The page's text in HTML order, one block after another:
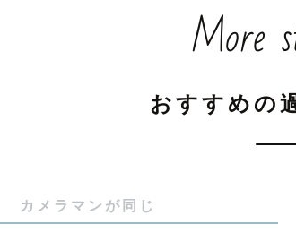
「せっかくならオシャレに残したい。」
そんな想いをお持ちの方も、どうぞご安
"私たちらしさ"を大切にしながら、
More
おすすめの
カメラマンが同じ